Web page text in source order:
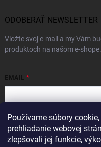
Používame súbory
prehliadanie webovej
zlepšovali jej funkcie,
ODOBERAŤ NEWSLETTER
Vložte svoj e-mail a my Vám
produktoch na našom e-shope.
EMAIL
Vložením e-mailu súhlasíte s
Prihlásiť sa